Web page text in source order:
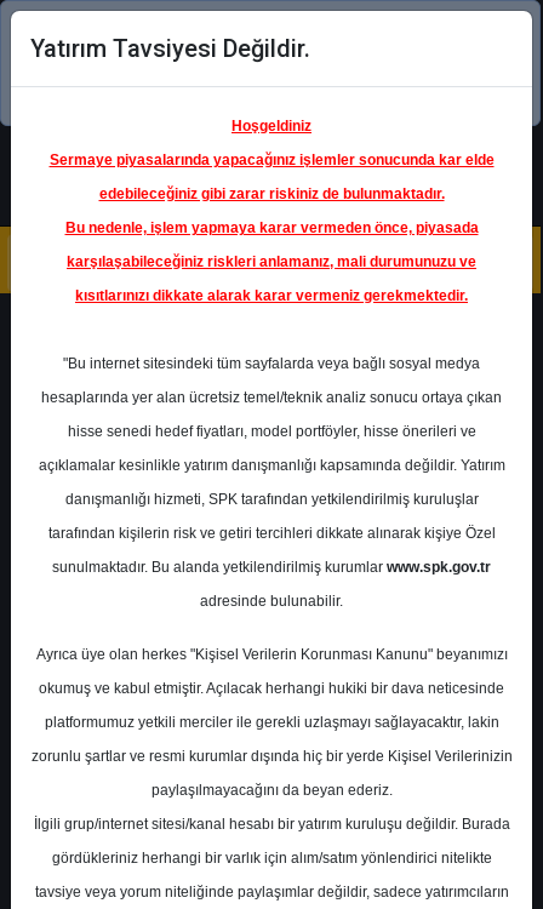
Şimdi uygulamayı indirin!
Ana Sayfa Raporlar
İnfo Yatırım
Rapor Detay
GYO NAD İskontoları
İnfo Yatırım 05 Ocak 2026
GYO NAD İskontoları
Yatırım Tavsiyesi Değildir.
Hoşgeldiniz
Sermaye piyasalarında yapacağınız işlemler sonucunda kar elde
edebileceğiniz gibi zarar riskiniz de bulunmaktadır.
Bu nedenle, işlem yapmaya karar vermeden önce, piyasada
karşılaşabileceğiniz riskleri anlamanız, mali durumunuzu ve
kısıtlarınızı dikkate alarak karar vermeniz gerekmektedir.
"Bu internet sitesindeki tüm sayfalarda veya bağlı sosyal medya
hesaplarında yer alan ücretsiz temel/teknik analiz sonucu ortaya çıkan
hisse senedi hedef fiyatları, model portföyler, hisse önerileri ve
açıklamalar kesinlikle yatırım danışmanlığı kapsamında değildir. Yatırım
danışmanlığı hizmeti, SPK tarafından yetkilendirilmiş kuruluşlar
tarafından kişilerin risk ve getiri tercihleri dikkate alınarak kişiye Özel
sunulmaktadır. Bu alanda yetkilendirilmiş kurumlar www.spk.gov.tr
adresinde bulunabilir.
Ayrıca üye olan herkes "Kişisel Verilerin Korunması Kanunu" beyanımızı
okumuş ve kabul etmiştir. Açılacak herhangi hukiki bir dava neticesinde
platformumuz yetkili merciler ile gerekli uzlaşmayı sağlayacaktır, lakin
zorunlu şartlar ve resmi kurumlar dışında hiç bir yerde Kişisel Verilerinizin
paylaşılmayacağını da beyan ederiz.
İlgili grup/internet sitesi/kanal hesabı bir yatırım kuruluşu değildir. Burada
gördükleriniz herhangi bir varlık için alım/satım yönlendirici nitelikte
tavsiye veya yorum niteliğinde paylaşımlar değildir, sadece yatırımcıların